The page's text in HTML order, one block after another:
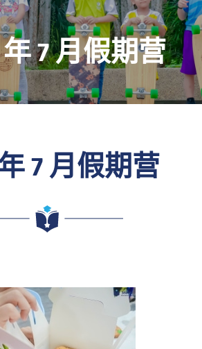
生活
(中国)
7 月假期营
7 月假期营